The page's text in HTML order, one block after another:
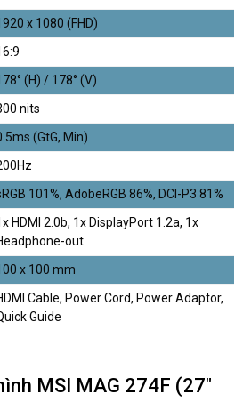
x 1080 (FHD)
(H) / 178° (V)
nits
(GtG, Min)
101%, AdobeRGB 86%, DCI-P3 81%
HDMI 2.0b, 1x DisplayPort 1.2a, 1x
out
x 100 mm
Cable, Power Cord, Power Adaptor,
Guide
MSI MAG 274F (27"